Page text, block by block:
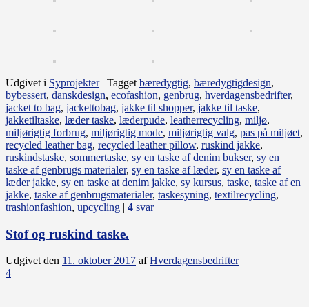
Udgivet i Syprojekter | Tagget bæredygtig, bæredygtigdesign,
bybessert, danskdesign, ecofashion, genbrug, hverdagensbedrifter,
jacket to bag, jackettobag, jakke til shopper, jakke til taske,
jakketiltaske, læder taske, læderpude, leatherrecycling, miljø,
miljørigtig forbrug, miljørigtig mode, miljørigtig valg, pas på miljøet,
recycled leather bag, recycled leather pillow, ruskind jakke,
ruskindstaske, sommertaske, sy en taske af denim bukser, sy en
taske af genbrugs materialer, sy en taske af læder, sy en taske af
læder jakke, sy en taske at denim jakke, sy kursus, taske, taske af en
jakke, taske af genbrugsmaterialer, taskesyning, textilrecycling,
trashionfashion, upcycling | 4 svar
Stof og ruskind taske.
Udgivet den 11. oktober 2017 afHverdagensbedrifter
4